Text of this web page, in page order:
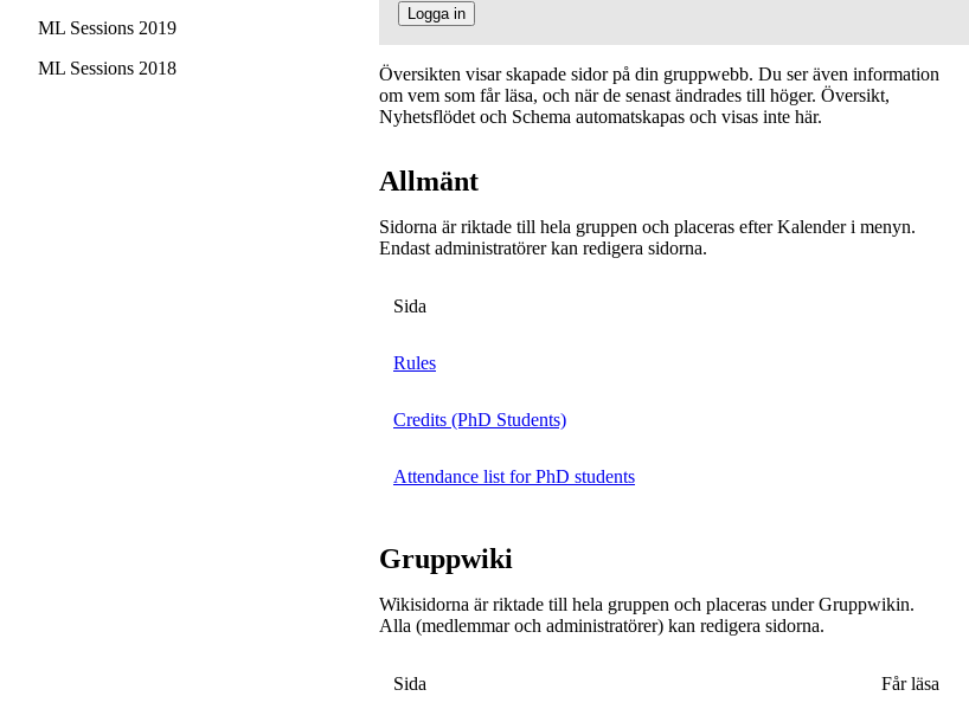
Logga in
Översikten visar skapade sidor på din gruppwebb. Du ser även information
om vem som får läsa, och när de senast ändrades till höger. Översikt,
Nyhetsflödet och Schema automatskapas och visas inte här.
Allmänt
Sidorna är riktade till hela gruppen och placeras efter Kalender i menyn.
Endast administratörer kan redigera sidorna.
Sida
Rules
Credits (PhD Students)
Attendance list for PhD students
Gruppwiki
Wikisidorna är riktade till hela gruppen och placeras under Gruppwikin.
Alla (medlemmar och administratörer) kan redigera sidorna.
Sida Får läsa
ML Sessions 2019
ML Sessions 2018